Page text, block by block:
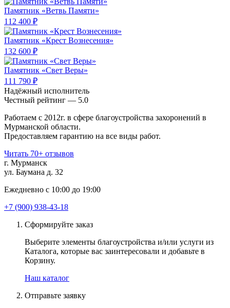
Памятник «Ветвь Памяти»
112 400 ₽
Памятник «Крест Вознесения»
132 600 ₽
Памятник «Свет Веры»
111 790 ₽
Надёжный исполнитель
Чеcтный рейтинг — 5.0
Работаем с 2012г. в сфере благоустройства захоронений в
Мурманской области.
Предоставляем гарантию на все виды работ.
Читать 70+ отзывов
г. Мурманск
ул. Баумана д. 32
Ежедневно с 10:00 до 19:00
+7 (900) 938-43-18
Сформируйте заказ
Выберите элементы благоустройства и/или услуги из
Каталога, которые вас заинтересовали и добавьте в
Корзину.
Наш каталог
Отправьте заявку